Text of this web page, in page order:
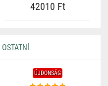
42010 Ft
ÚJDONSÁG